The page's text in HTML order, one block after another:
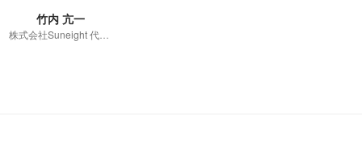
竹内 亢一
株式会社Suneight 代表取締役